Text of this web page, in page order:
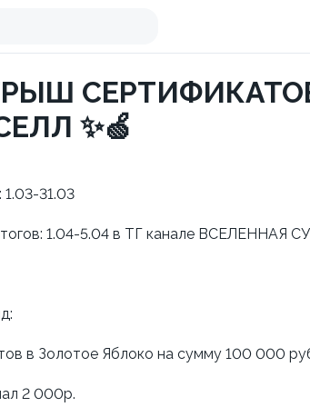
✨🍏
1.03-31.03
1.04-5.04 в ТГ канале ВСЕЛЕННАЯ
в Золотое Яблоко на сумму 100 000
2 000р.